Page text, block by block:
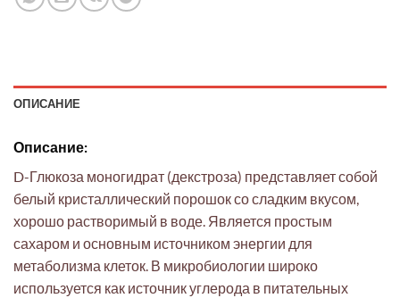
ОПИСАНИЕ
Описание:
D-Глюкоза моногидрат (декстроза) представляет собой
белый кристаллический порошок со сладким вкусом,
хорошо растворимый в воде. Является простым
сахаром и основным источником энергии для
метаболизма клеток. В микробиологии широко
используется как источник углерода в питательных